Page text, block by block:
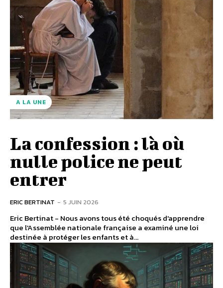
A LA UNE
La confession : là où
nulle police ne peut
entrer
ERIC BERTINAT - 5 JUIN 2026
Eric Bertinat - Nous avons tous été choqués d'apprendre
que l'Assemblée nationale française a examiné une loi
destinée à protéger les enfants et à...